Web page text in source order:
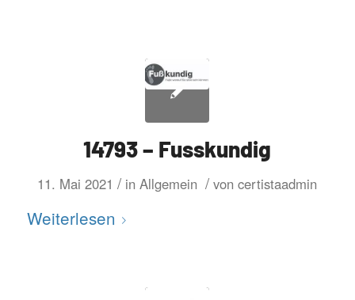
14793 – Fusskundig
11. Mai 2021 / inAllgemein / voncertistaadmin
Weiterlesen